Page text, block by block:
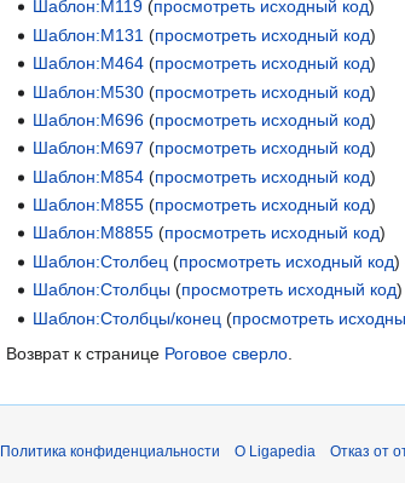
Шаблон:М119 (просмотреть исходный код)
Шаблон:М131 (просмотреть исходный код)
Шаблон:М464 (просмотреть исходный код)
Шаблон:М530 (просмотреть исходный код)
Шаблон:М696 (просмотреть исходный код)
Шаблон:М697 (просмотреть исходный код)
Шаблон:М854 (просмотреть исходный код)
Шаблон:М855 (просмотреть исходный код)
Шаблон:М8855 (просмотреть исходный код)
Шаблон:Столбец (просмотреть исходный код)
Шаблон:Столбцы (просмотреть исходный код
Шаблон:Столбцы/конец (просмотреть
Возврат к странице Роговое сверло
Политика конфиденциальности О Ligapedia Отказ от